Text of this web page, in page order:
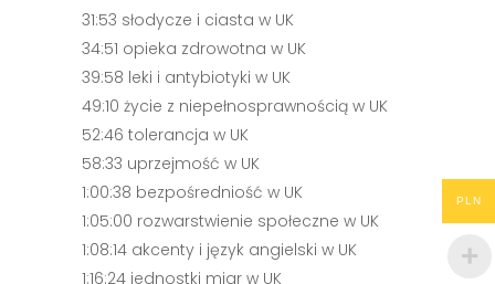
31:53 słodycze i ciasta w UK
34:51 opieka zdrowotna w UK
39:58 leki i antybiotyki w UK
49:10 życie z niepełnosprawnością w UK
52:46 tolerancja w UK
58:33 uprzejmość w UK
1:00:38 bezpośredniość w UK
1:05:00 rozwarstwienie społeczne w UK
1:08:14 akcenty i język angielski w UK
1:16:24 jednostki miar w UK
PLN